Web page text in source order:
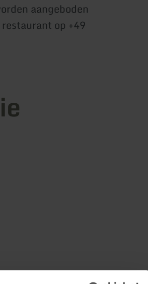
aangeboden
op +49